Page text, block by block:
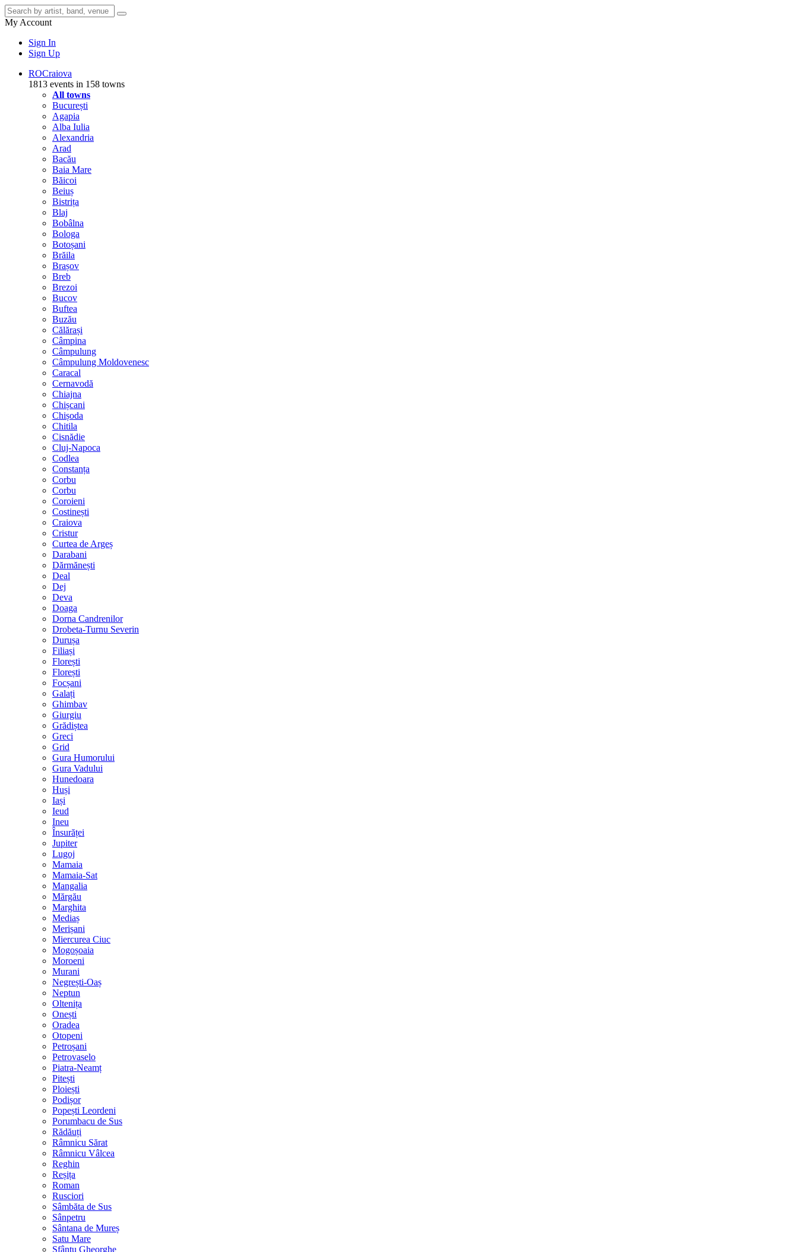
My Account
Sign In
Sign Up
ROCraiova
1813 events in 158 towns
All towns
București
Agapia
Alba Iulia
Alexandria
Arad
Bacău
Baia Mare
Băicoi
Beiuș
Bistrița
Blaj
Bobâlna
Bologa
Botoșani
Brăila
Brașov
Breb
Brezoi
Bucov
Buftea
Buzău
Călărași
Câmpina
Câmpulung
Câmpulung Moldovenesc
Caracal
Cernavodă
Chiajna
Chișcani
Chișoda
Chitila
Cisnădie
Cluj-Napoca
Codlea
Constanța
Corbu
Corbu
Coroieni
Costinești
Craiova
Cristur
Curtea de Argeș
Darabani
Dărmănești
Deal
Dej
Deva
Doaga
Dorna Candrenilor
Drobeta-Turnu Severin
Durușa
Filiași
Florești
Florești
Focșani
Galați
Ghimbav
Giurgiu
Grădiștea
Greci
Grid
Gura Humorului
Gura Vadului
Hunedoara
Huși
Iași
Ieud
Ineu
Însurăței
Jupiter
Lugoj
Mamaia
Mamaia-Sat
Mangalia
Mărgău
Marghita
Mediaș
Merișani
Miercurea Ciuc
Mogoșoaia
Moroeni
Murani
Negrești-Oaș
Neptun
Oltenița
Onești
Oradea
Otopeni
Petroșani
Petrovaselo
Piatra-Neamț
Pitești
Ploiești
Podișor
Popești Leordeni
Porumbacu de Sus
Rădăuți
Râmnicu Sărat
Râmnicu Vâlcea
Reghin
Reșița
Roman
Rusciori
Sâmbăta de Sus
Sânpetru
Sântana de Mureș
Satu Mare
Sfântu Gheorghe